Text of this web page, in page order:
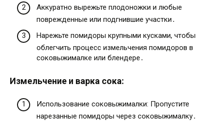
Аккуратно вырежьте плодоножки и любые
поврежденные или подгнившие участки․
Нарежьте помидоры крупными кусками, чтобы
облегчить процесс измельчения помидоров в
соковыжималке или блендере․
Измельчение и варка сока:
Использование соковыжималки: Пропустите
нарезанные помидоры через соковыжималку․